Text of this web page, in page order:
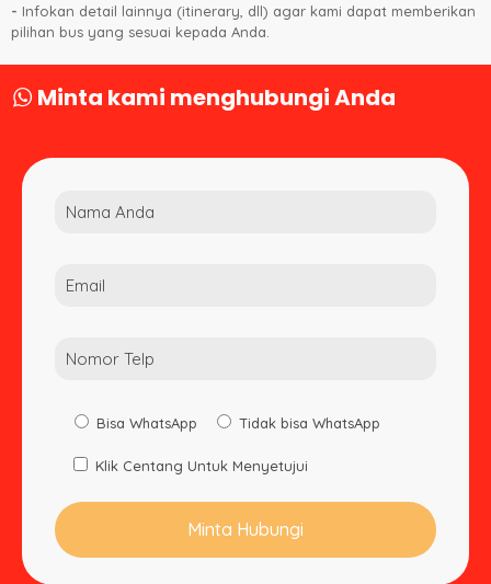
- Infokan detail lainnya (itinerary, dll) agar kami dapat memberikan
pilihan bus yang sesuai kepada Anda.
Minta kami menghubungi Anda
Bisa WhatsApp Tidak bisa WhatsApp
Klik Centang Untuk Menyetujui